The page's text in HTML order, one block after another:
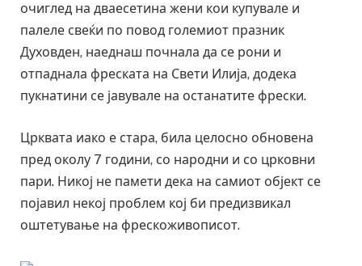
очиглед на дваесетина жени кои купувале и
палеле свеќи по повод големиот празник
Духовден, наеднаш почнала да се рони и
отпаднала фреската на Свети Илија, додека
пукнатини се јавувале на останатите фрески.
Црквата иако е стара, била целосно обновена
пред околу 7 години, со народни и со црковни
пари. Никој не памети дека на самиот објект се
појавил некој проблем кој би предизвикал
оштетување на фрескоживописот.